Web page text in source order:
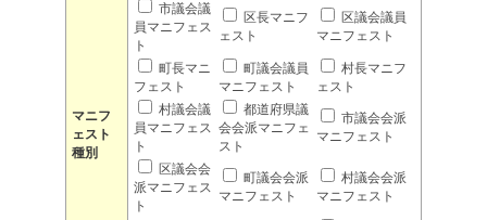
マニフ
ェスト
種別
市議会議
員マニフェス
ト
区長マニフ
ェスト
区議会議員
マニフェスト
町長マニ
フェスト
町議会議員
マニフェスト
村長マニフ
ェスト
村議会議
員マニフェス
ト
都道府県議
会会派マニフェ
スト
市議会会派
マニフェスト
区議会会
派マニフェス
ト
町議会会派
マニフェスト
村議会会派
マニフェスト